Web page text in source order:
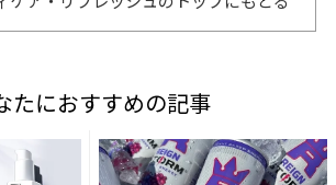
たにおすすめの記事